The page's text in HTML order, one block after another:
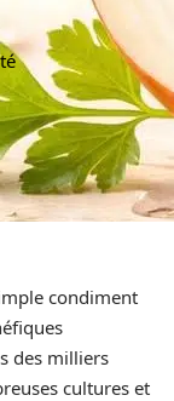
condiment
des milliers
cultures et